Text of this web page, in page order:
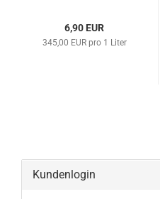
6,90 EUR
345,00 EUR pro 1 Liter
Kundenlogin